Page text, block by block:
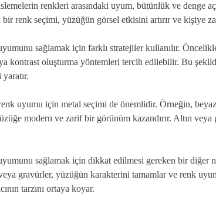
renkleri arasındaki uyum, bütünlük ve denge
bir renk seçimi, yüzüğün görsel etkisini artırır ve kişiye
sağlamak için farklı stratejiler kullanılır.
kontrast oluşturma yöntemleri tercih edilebilir. Bu
uyumu için metal seçimi de önemlidir. Örneğin,
modern ve zarif bir görünüm kazandırır. Altın
sağlamak için dikkat edilmesi gereken bir diğer
gravürler, yüzüğün karakterini tamamlar ve renk
tarzını ortaya koyar.